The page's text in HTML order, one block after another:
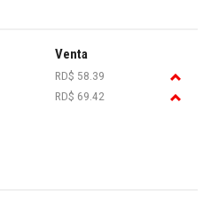
Venta
RD$ 58.39
RD$ 69.42